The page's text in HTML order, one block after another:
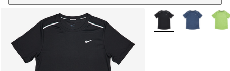
Plus de couleurs